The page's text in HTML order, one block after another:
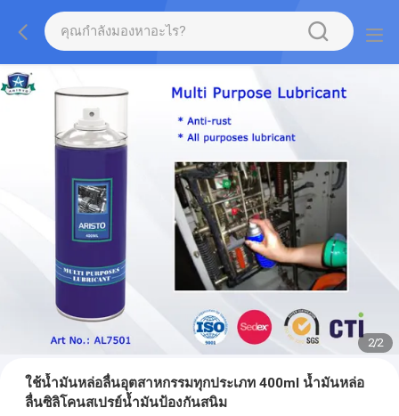
2/2
ใช้น้ำมันหล่อลื่นอุตสาหกรรมทุกประเภท 400ml น้ำมันหล่อ
ลื่นซิลิโคนสเปรย์น้ำมันป้องกันสนิม